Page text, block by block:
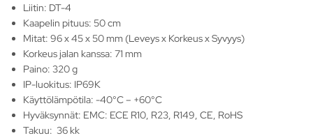
Liitin: DT-4
Kaapelin pituus: 50 cm
Mitat: 96 x 45 x 50 mm (Leveys x Korkeus x Syvyys)
Korkeus jalan kanssa: 71 mm
Paino: 320 g
IP-luokitus: IP69K
Käyttölämpötila: -40°C – +60°C
Hyväksynnät: EMC: ECE R10, R23, R149, CE, RoHS
Takuu: 36 kk